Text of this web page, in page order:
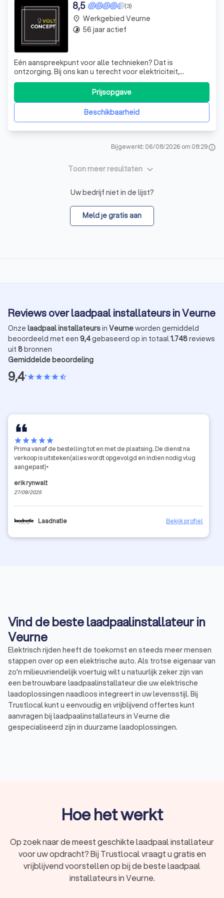
(3)
8,5
Eén aanspreekpunt voor alle technieken? Dat is
ontzorging. Bij ons kan u terecht voor elektriciteit,
ventilatie, sanitair en verwarming. Hierdoor zijn alle
technieken op elkaar afgestemd wat zorgt voor mooie
resultaten op zowel energetisch als financieel vlak.
Beschikbaarheid
Prijsopgave
place Werkgebied Veurne
timelapse 56 jaar actief
Bijgewerkt: 06/08/2026 om 08:29info
Toon meer resultaten keyboard_arrow_down
Uw bedrijf niet in de lijst?
Meld je gratis aan
Reviews over laadpaal installateurs in Veurne
Onze laadpaal installateursin Veurneworden gemiddeld
beoordeeld met een 9,4gebaseerd op in totaal1.748reviews
uit 8bronnen
Gemiddelde beoordeling
9,4•starstarstarstarstar_half
starstarstarstarstar
Prima vanaf de bestelling tot en met de plaatsing. De dienst na
verkoop is uitsteken(alles wordt opgevolgd en indien nodig vlug
aangepast)•
erik rynwalt
27/09/2025
Laadnatie Bekijk profiel
Vind de beste laadpaalinstallateur in
Veurne
Elektrisch rijden heeft de toekomst en steeds meer mensen
stappen over op een elektrische auto. Als trotse eigenaar van
zo'n milieuvriendelijk voertuig wilt u natuurlijk zeker zijn van
een betrouwbare laadpaalinstallateur die uw elektrische
laadoplossingen naadloos integreert in uw levensstijl. Bij
Trustlocal kunt u eenvoudig en vrijblijvend offertes kunt
aanvragen bij laadpaalinstallateurs in Veurne die
gespecialiseerd zijn in duurzame laadoplossingen.
mobiliteit. De top 10 laadpaalinstallateurs in Veurne zijn
experts in het installeren van laadpalen voor particulieren. Zij
bieden ook advies op maat voor de ideale locatie van uw
laadpunt thuis. Vertrouw op hun ervaring en vakmanschap
voor een snelle en efficiënte installatie van uw eigen
oplaadpunt.
Hoe het werkt
Op zoek naar de meest geschikte laadpaal installateur
voor uw opdracht? Bij Trustlocal vraagt u gratis en
vrijblijvend voorstellen op bij de beste laadpaal
installateurs in Veurne.